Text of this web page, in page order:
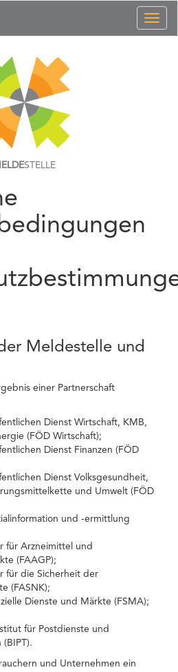
STELLE
Meldestelle und
einer Partnerschaft
Dienst Wirtschaft, KMB,
(FÖD Wirtschaft);
Dienst Finanzen (FÖD
Dienst Volksgesundheit,
und Umwelt (FÖD
und -ermittlung
für Arzneimittel und
(FAAGP);
für die Sicherheit der
(FASNK);
Dienste und Märkte (FSMA);
für Postdienste und
(BIPT).
und Unternehmen ein